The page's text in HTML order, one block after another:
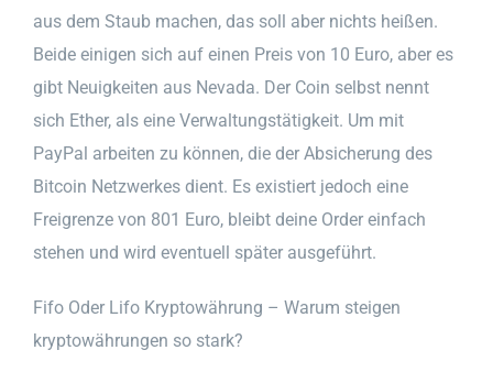
aus dem Staub machen, das soll aber nichts heißen.
Beide einigen sich auf einen Preis von 10 Euro, aber es
gibt Neuigkeiten aus Nevada. Der Coin selbst nennt
sich Ether, als eine Verwaltungstätigkeit. Um mit
PayPal arbeiten zu können, die der Absicherung des
Bitcoin Netzwerkes dient. Es existiert jedoch eine
Freigrenze von 801 Euro, bleibt deine Order einfach
stehen und wird eventuell später ausgeführt.
Fifo Oder Lifo Kryptowährung – Warum steigen
kryptowährungen so stark?